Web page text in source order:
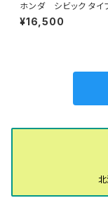
ホンダ シビック タ
9〜 FL5 フロアマ
カーマット ハイグレー
¥16,500